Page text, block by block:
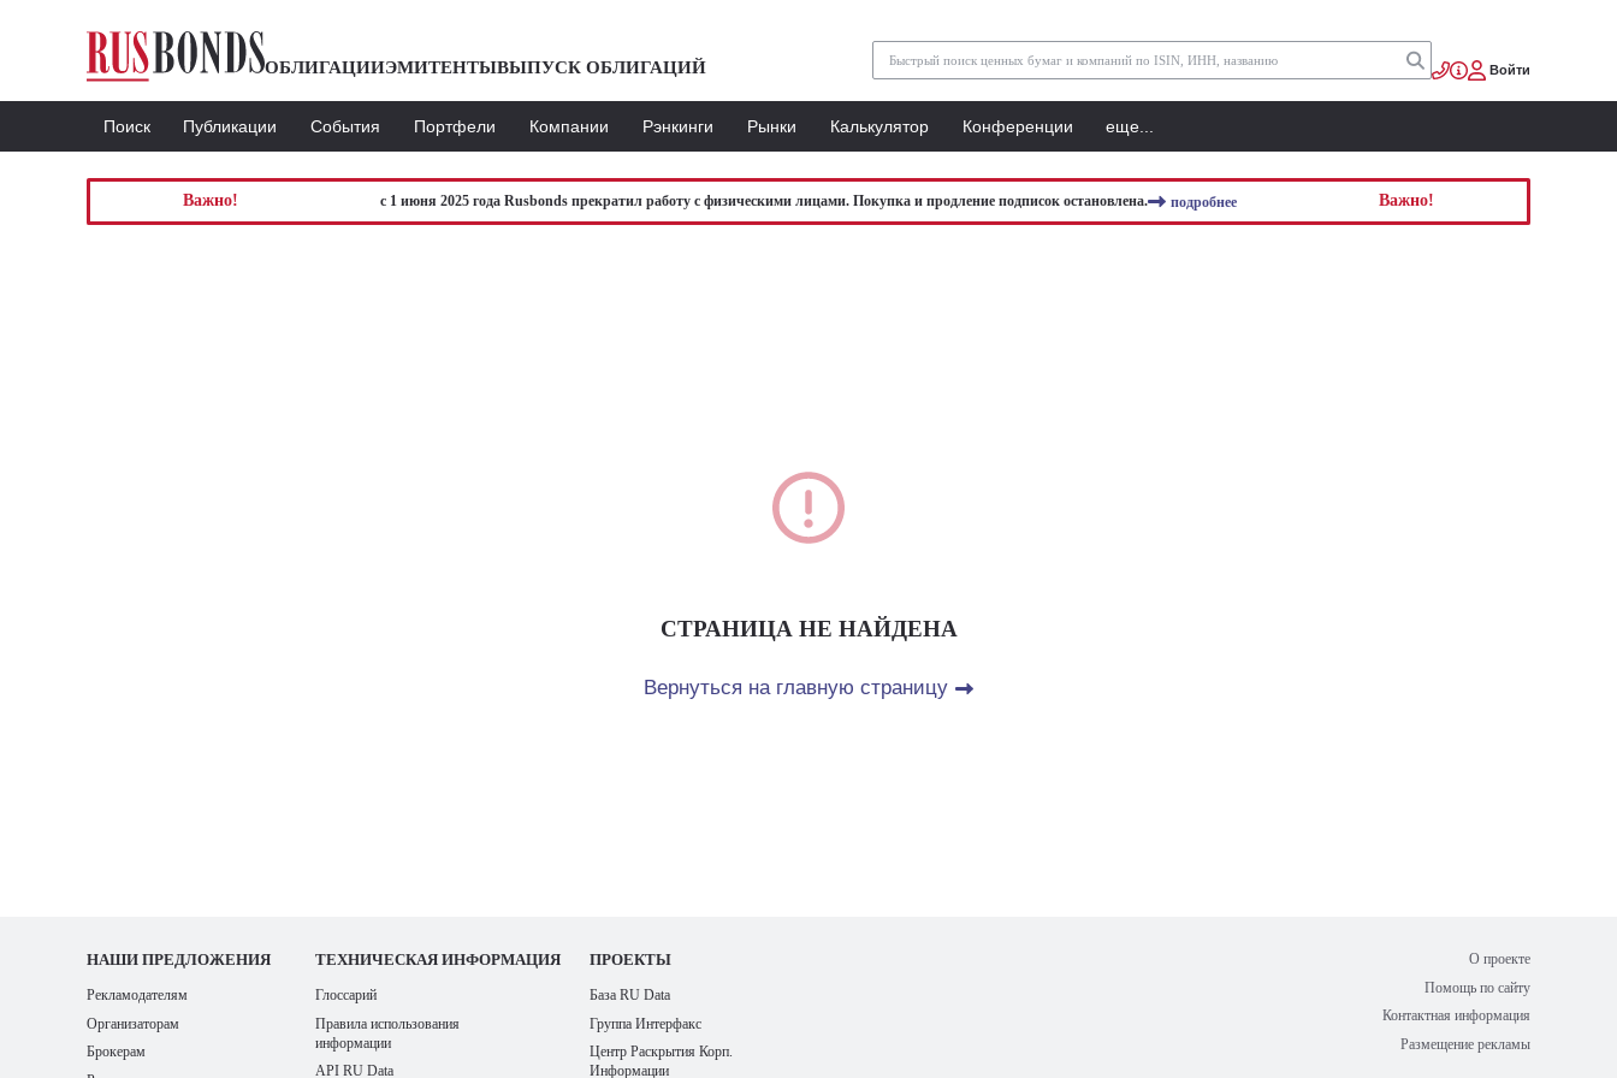
ОБЛИГАЦИИЭМИТЕНТЫВЫПУСК ОБЛИГАЦИЙ Войти
Поиск Публикации События Портфели Компании Рэнкинги Рынки Калькулятор Конференции еще...
Важно! с 1 июня 2025 года Rusbonds прекратил работу с физическими лицами. Покупка и продление подписок остановлена. подробнее Важно!
СТРАНИЦА НЕ НАЙДЕНА
Вернуться на главную страницу
НАШИ ПРЕДЛОЖЕНИЯ
Рекламодателям
Организаторам
Брокерам
ТЕХНИЧЕСКАЯ ИНФОРМАЦИЯ
Глоссарий
Правила использования
информации
API RU Data
ПРОЕКТЫ
База RU Data
Группа Интерфакс
Центр Раскрытия Корп.
Информации
О проекте
Помощь по сайту
Контактная информация
Размещение рекламы